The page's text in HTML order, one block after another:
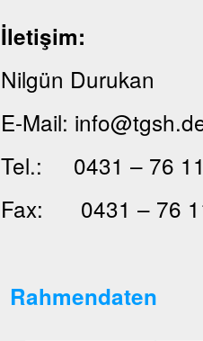
İletişim:
Nilgün Durukan
E-Mail:
Tel.: 0431 – 76
Fax: 0431 – 76
Rahmendaten